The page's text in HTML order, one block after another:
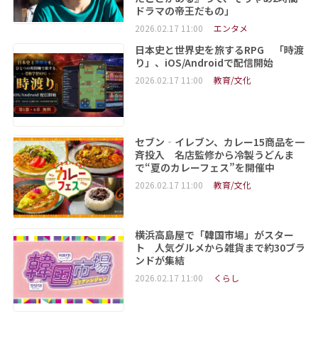
ドラマの帝王だもの」
2026.02.17 11:00 エンタメ
日本史と世界史を旅するRPG 「時渡
り」、iOS/Androidで配信開始
2026.02.17 11:00 教育/文化
セブン‐イレブン、カレー15商品を一
斉投入 名店監修から冷製うどんま
で“夏のカレーフェス”を開催中
2026.02.17 11:00 教育/文化
横浜高島屋で「韓国市場」がスター
ト 人気グルメから雑貨まで約30ブラ
ンドが集結
2026.02.17 11:00 くらし